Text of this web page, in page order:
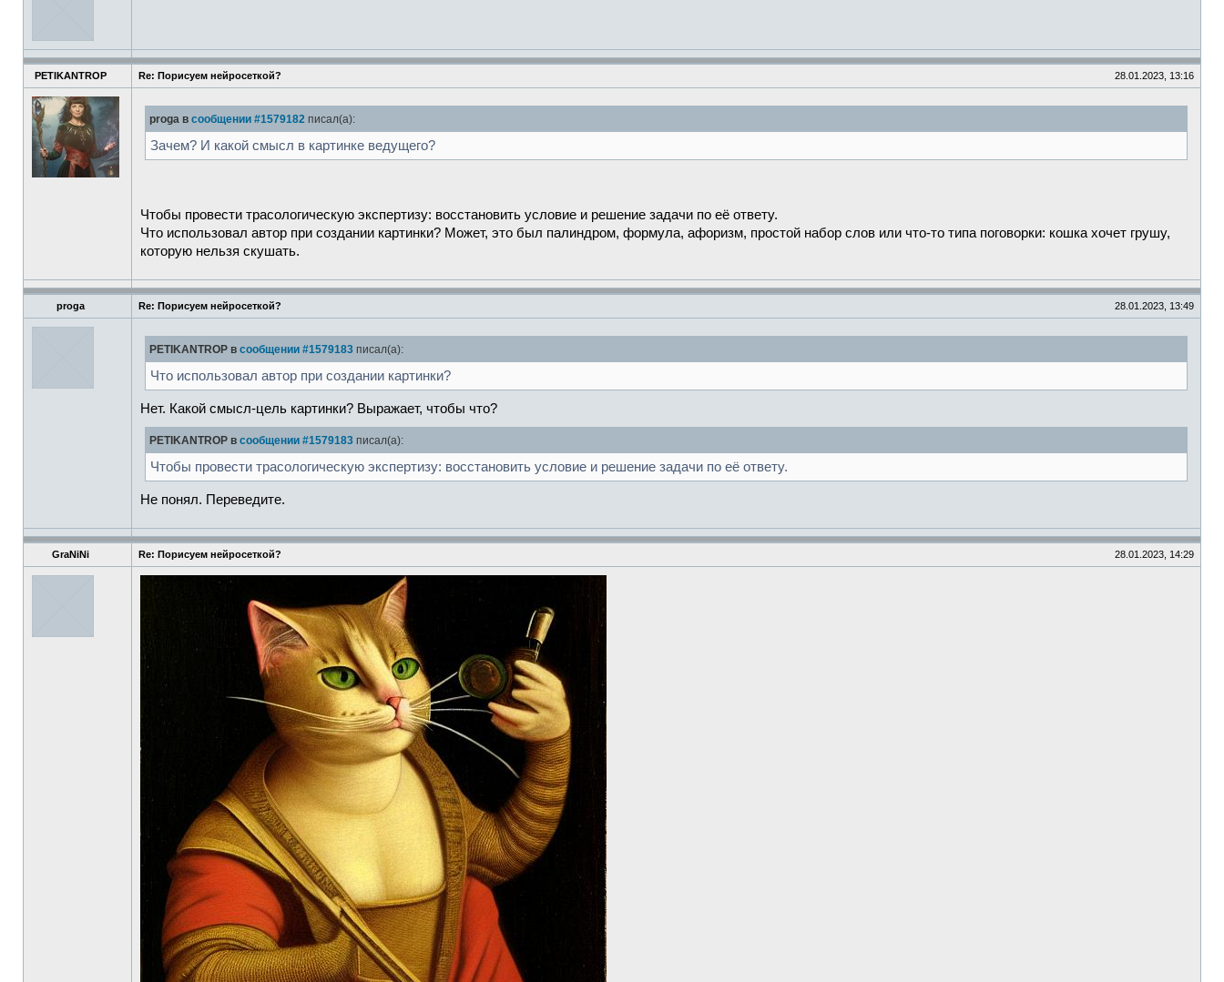
PETIKANTROP Re: Порисуем нейросеткой? 28.01.2023, 13:16
proga в сообщении #1579182 писал(а):
Зачем? И какой смысл в картинке ведущего?
Чтобы провести трасологическую экспертизу: восстановить условие и решение задачи по её ответу.
Что использовал автор при создании картинки? Может, это был палиндром, формула, афоризм, простой набор слов или что-то типа поговорки: кошка хочет грушу,
которую нельзя скушать.
proga Re: Порисуем нейросеткой? 28.01.2023, 13:49
PETIKANTROP в сообщении #1579183 писал(а):
Что использовал автор при создании картинки?
Нет. Какой смысл-цель картинки? Выражает, чтобы что?
PETIKANTROP в сообщении #1579183 писал(а):
Чтобы провести трасологическую экспертизу: восстановить условие и решение задачи по её ответу.
Не понял. Переведите.
GraNiNi Re: Порисуем нейросеткой? 28.01.2023, 14:29